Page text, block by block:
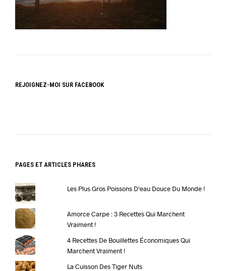
REJOIGNEZ-MOI SUR FACEBOOK
PAGES ET ARTICLES PHARES
Les Plus Gros Poissons D'eau Douce Du Monde !
Amorce Carpe : 3 Recettes Qui Marchent
Vraiment !
4 Recettes De Bouillettes Économiques Qui
Marchent Vraiment !
La Cuisson Des Tiger Nuts